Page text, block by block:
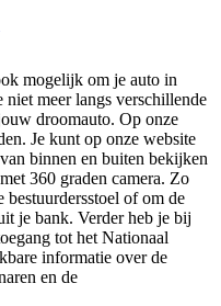
mogelijk om je auto in
meer langs verschillende
droomauto. Op onze
Je kunt op onze website
binnen en buiten bekijken
360 graden camera. Zo
bestuurdersstoel of om de
je bank. Verder heb je bij
tot het Nationaal
informatie over de
en de